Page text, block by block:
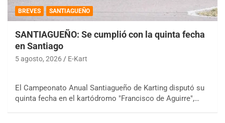
BREVES SANTIAGUEÑO
SANTIAGUEÑO: Se cumplió con la quinta fecha
en Santiago
5 agosto, 2026 E-Kart
El Campeonato Anual Santiagueño de Karting disputó su
quinta fecha en el kartódromo "Francisco de Aguirre",…